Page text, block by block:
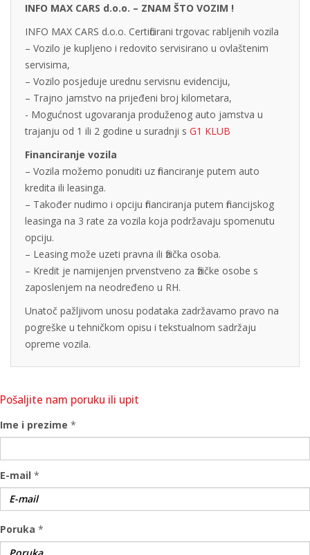
INFO MAX CARS d.o.o. – ZNAM ŠTO VOZIM !
INFO MAX CARS d.o.o. Certificirani trgovac rabljenih vozila
– Vozilo je kupljeno i redovito servisirano u ovlaštenim
servisima,
– Vozilo posjeduje urednu servisnu evidenciju,
– Trajno jamstvo na prijeđeni broj kilometara,
- Mogućnost ugovaranja produženog auto jamstva u
trajanju od 1 ili 2 godine u suradnji s G1 KLUB
Financiranje vozila
– Vozila možemo ponuditi uz financiranje putem auto
kredita ili leasinga.
– Također nudimo i opciju financiranja putem financijskog
leasinga na 3 rate za vozila koja podržavaju spomenutu
opciju.
– Leasing može uzeti pravna ili fizička osoba.
– Kredit je namijenjen prvenstveno za fizičke osobe s
zaposlenjem na neodređeno u RH.
Unatoč pažljivom unosu podataka zadržavamo pravo na
pogreške u tehničkom opisu i tekstualnom sadržaju
opreme vozila.
Pošaljite nam poruku ili upit
Ime i prezime *
E-mail *
Poruka *